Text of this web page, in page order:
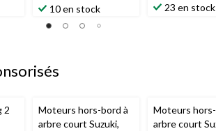
10 en stock 23 en stock
2
Moteurs hors-bord à
arbre court Suzuki,
Moteurs
arbre court